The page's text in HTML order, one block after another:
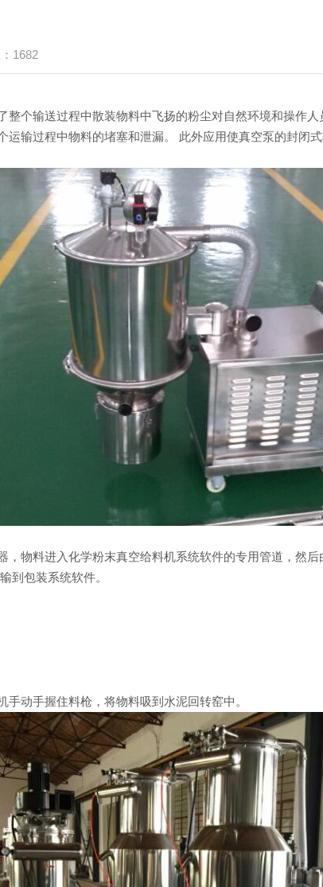
1682
输送过程中散装物料中飞扬的粉尘对自然环境和操作
输过程中物料的堵塞和泄漏。 此外应用使真空泵的封闭
料进入化学粉末真空给料机系统软件的专用管道，然
到包装系统软件。
动手握住料枪，将物料吸到水泥回转窑中。